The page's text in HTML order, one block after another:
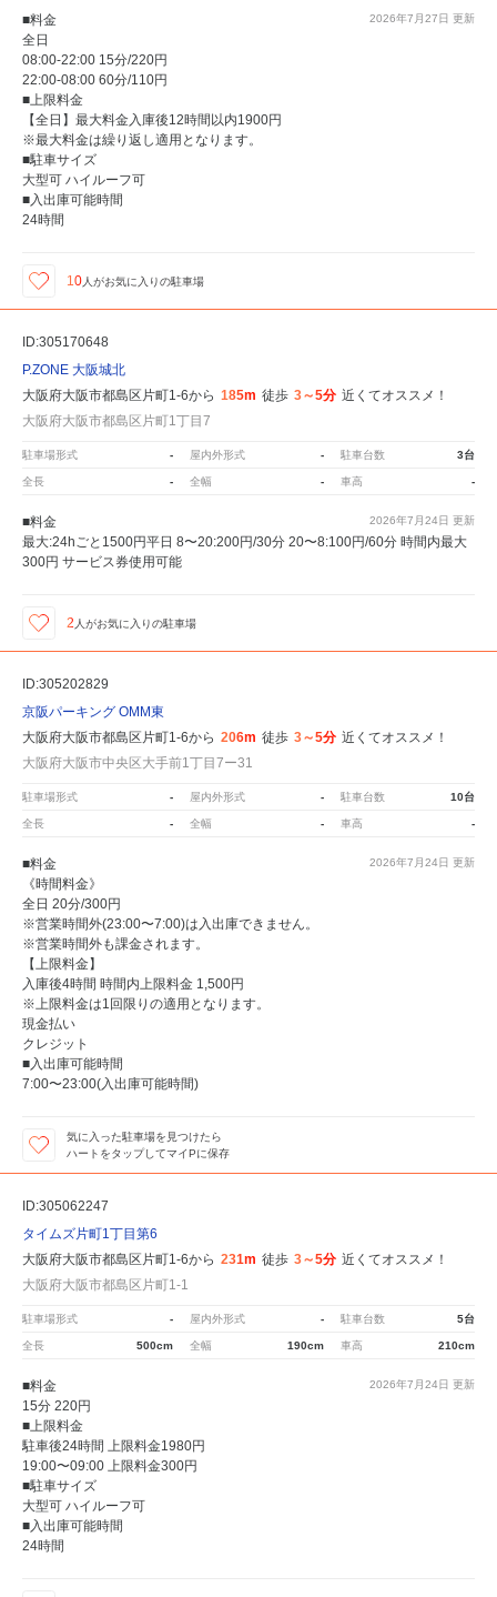
2026年7月27日 更新
■料金
全日
08:00-22:00 15分/220円
22:00-08:00 60分/110円
■上限料金
【全日】最大料金入庫後12時間以内1900円
※最大料金は繰り返し適用となります。
■駐車サイズ
大型可 ハイルーフ可
■入出庫可能時間
24時間
10 人がお気に入りの駐車場
ID:305170648
P.ZONE 大阪城北
大阪府大阪市都島区片町1-6から 185m 徒歩 3～5分 近くてオススメ！
大阪府大阪市都島区片町1丁目7
駐車場形式 - 屋内外形式 - 駐車台数 3台
全長 - 全幅 - 車高 -
2026年7月24日 更新
■料金
最大:24hごと1500円平日 8〜20:200円/30分 20〜8:100円/60分 時間内最大
300円 サービス券使用可能
2 人がお気に入りの駐車場
ID:305202829
京阪パーキング OMM東
大阪府大阪市都島区片町1-6から 206m 徒歩 3～5分 近くてオススメ！
大阪府大阪市中央区大手前1丁目7ー31
駐車場形式 - 屋内外形式 - 駐車台数 10台
全長 - 全幅 - 車高 -
2026年7月24日 更新
■料金
《時間料金》
全日 20分/300円
※営業時間外(23:00〜7:00)は入出庫できません。
※営業時間外も課金されます。
【上限料金】
入庫後4時間 時間内上限料金 1,500円
※上限料金は1回限りの適用となります。
現金払い
クレジット
■入出庫可能時間
7:00〜23:00(入出庫可能時間)
気に入った駐車場を見つけたら
ハートをタップしてマイPに保存
ID:305062247
タイムズ片町1丁目第6
大阪府大阪市都島区片町1-6から 231m 徒歩 3～5分 近くてオススメ！
大阪府大阪市都島区片町1-1
駐車場形式 - 屋内外形式 - 駐車台数 5台
全長 500cm 全幅 190cm 車高 210cm
2026年7月24日 更新
■料金
15分 220円
■上限料金
駐車後24時間 上限料金1980円
19:00〜09:00 上限料金300円
■駐車サイズ
大型可 ハイルーフ可
■入出庫可能時間
24時間